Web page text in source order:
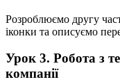
Розроблюємо другу
іконки та описуємо
Урок 3. Робота з
компанії